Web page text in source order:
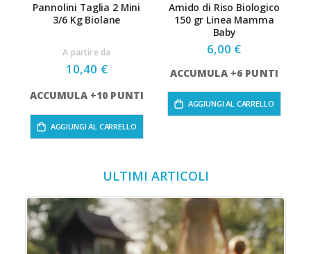
Pannolini Taglia 2 Mini
3/6 Kg Biolane
A partire da
10,40 €
ACCUMULA +10 PUNTI
AGGIUNGI AL CARRELLO
Amido di Riso Biologico
150 gr Linea Mamma
Baby
6,00 €
ACCUMULA +6 PUNTI
AGGIUNGI AL CARRELLO
ULTIMI ARTICOLI